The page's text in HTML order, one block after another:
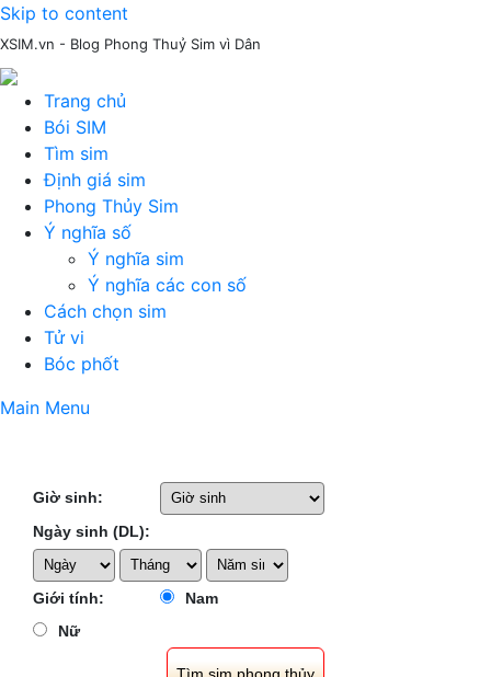
Skip to content
XSIM.vn - Blog Phong Thuỷ Sim vì Dân
Trang chủ
Bói SIM
Tìm sim
Định giá sim
Phong Thủy Sim
Ý nghĩa số
Ý nghĩa sim
Ý nghĩa các con số
Cách chọn sim
Tử vi
Bóc phốt
Main Menu
Giờ sinh:
Ngày sinh (DL):
Giới tính:
Nam
Nữ